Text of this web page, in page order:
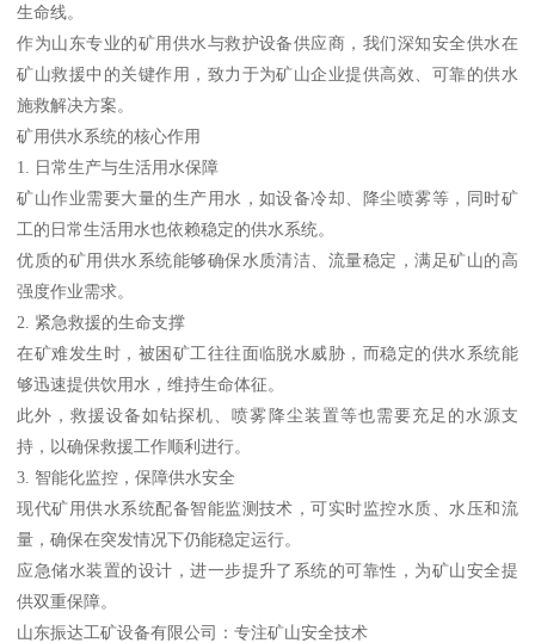
生命线。
作为山东专业的矿用供水与救护设备供应商，我们深知安全供水在
矿山救援中的关键作用，致力于为矿山企业提供高效、可靠的供水
施救解决方案。
矿用供水系统的核心作用
1. 日常生产与生活用水保障
矿山作业需要大量的生产用水，如设备冷却、降尘喷雾等，同时矿
工的日常生活用水也依赖稳定的供水系统。
优质的矿用供水系统能够确保水质清洁、流量稳定，满足矿山的高
强度作业需求。
2. 紧急救援的生命支撑
在矿难发生时，被困矿工往往面临脱水威胁，而稳定的供水系统能
够迅速提供饮用水，维持生命体征。
此外，救援设备如钻探机、喷雾降尘装置等也需要充足的水源支
持，以确保救援工作顺利进行。
3. 智能化监控，保障供水安全
现代矿用供水系统配备智能监测技术，可实时监控水质、水压和流
量，确保在突发情况下仍能稳定运行。
应急储水装置的设计，进一步提升了系统的可靠性，为矿山安全提
供双重保障。
山东振达工矿设备有限公司：专注矿山安全技术